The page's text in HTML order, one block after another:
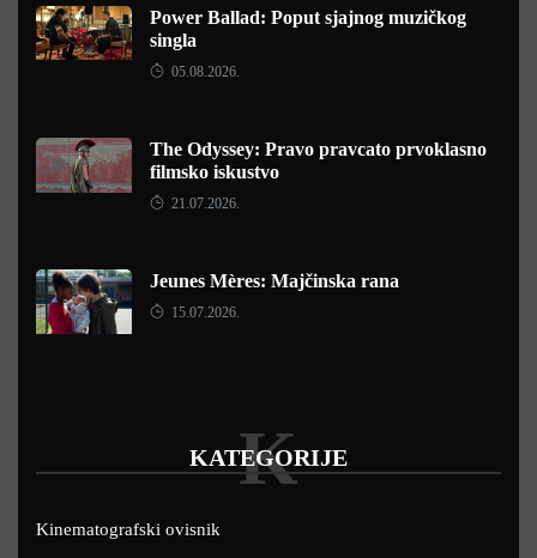
Power Ballad: Poput sjajnog muzičkog
singla
05.08.2026.
The Odyssey: Pravo pravcato prvoklasno
filmsko iskustvo
21.07.2026.
Jeunes Mères: Majčinska rana
15.07.2026.
KATEGORIJE
K
Kinematografski ovisnik